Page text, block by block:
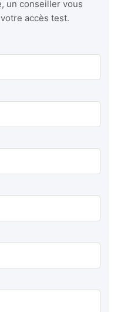
un conseiller vous
accès test.